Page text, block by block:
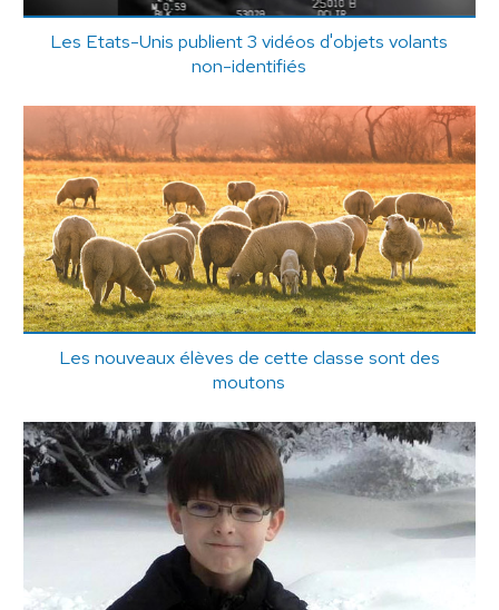
Les Etats-Unis publient 3 vidéos d'objets volants
non-identifiés
Les nouveaux élèves de cette classe sont des
moutons